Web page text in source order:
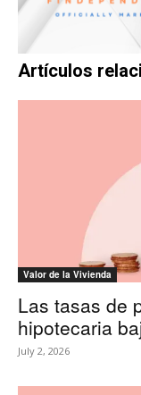
Artículos
Valor de la Vivienda
Las tasas de
hipotecaria
July 2, 2026